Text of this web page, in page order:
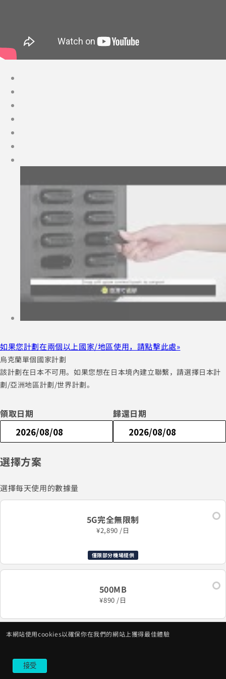
本網站使用cookies以確保你在我們的網站上獲得最佳體驗
接受
如果您計劃在兩個以上國家/地區使用，請點擊此處»
烏克蘭單個國家計劃
該計劃在日本不可用。如果您想在日本境內建立聯繫，請選擇日本計
劃/亞洲地區計劃/世界計劃。
領取日期 歸還日期
選擇方案
選擇每天使用的數據量
5G完全無限制
¥2,890 /日
僅限部分機場提供
500MB
¥890 /日